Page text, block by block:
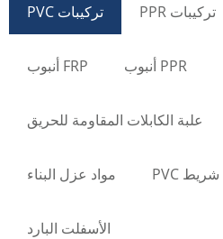
تركيبات PVC تركيبات PPR
FRP أنبوب PPR أنبوب
علبة الكابلات المقاومة للحريق
مواد عزل البناء شريط PVC
الأسفلت البارد